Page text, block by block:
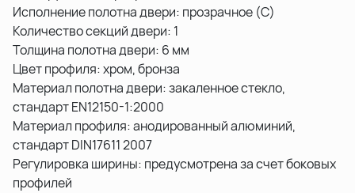
Исполнение полотна двери: прозрачное (C)
Количество секций двери: 1
Толщина полотна двери: 6 мм
Цвет профиля: хром, бронза
Материал полотна двери: закаленное стекло,
стандарт EN12150-1:2000
Материал профиля: анодированный алюминий,
стандарт DIN17611 2007
Регулировка ширины: предусмотрена за счет боковых
профилей